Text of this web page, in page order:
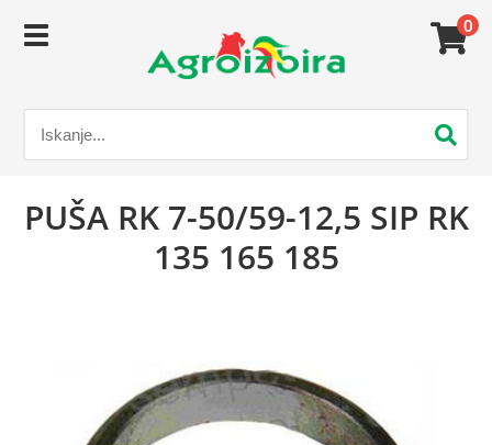
0
PUŠA RK 7-50/59-12,5 SIP RK
135 165 185